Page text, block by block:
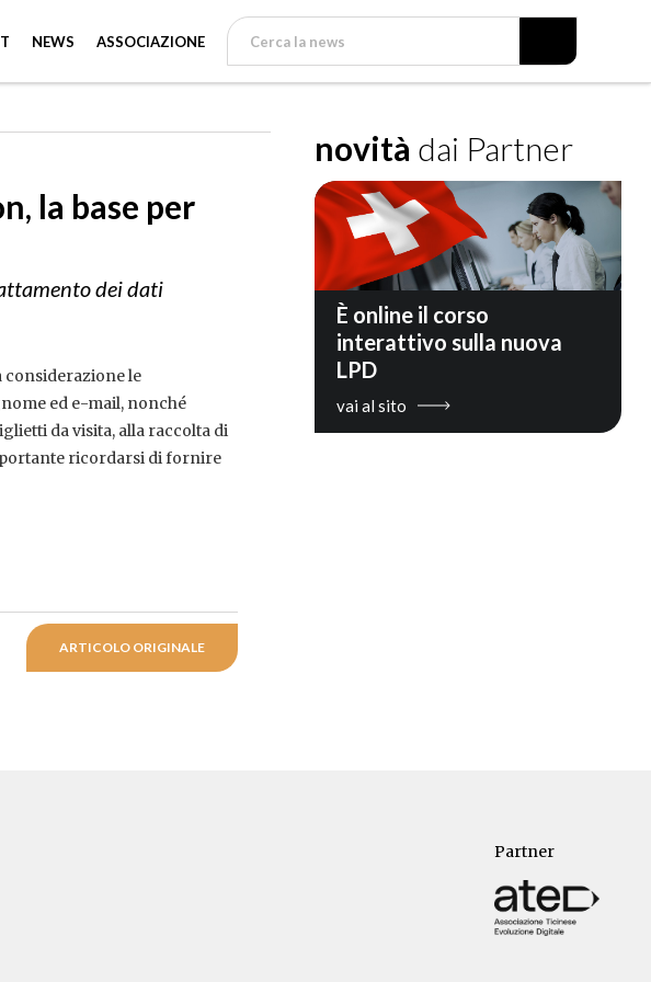
NEWS ASSOCIAZIONE
la base per
dei dati
considerazione le
ed e-mail, nonché
da visita, alla raccolta di
ricordarsi di fornire
ARTICOLO ORIGINALE
novità dai Partner
È online il corso
interattivo sulla nuova
LPD
vai al sito
Partner